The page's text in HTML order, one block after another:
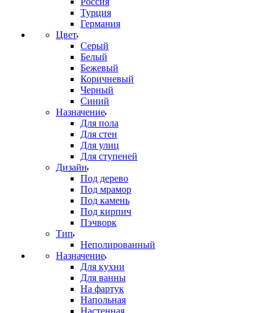
Турция
Германия
Цвет
Серый
Белый
Бежевый
Коричневый
Черный
Синий
Назначение
Для пола
Для стен
Для улиц
Для ступеней
Дизайн
Под дерево
Под мрамор
Под камень
Под кирпич
Пэчворк
Тип
Неполированный
Назначение
Для кухни
Для ванны
На фартук
Напольная